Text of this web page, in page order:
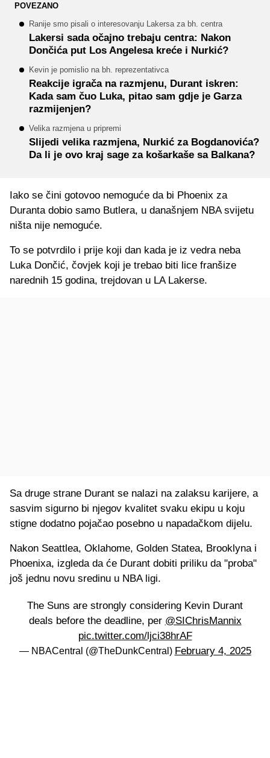
POVEZANO
Ranije smo pisali o interesovanju Lakersa za bh. centra
Lakersi sada očajno trebaju centra: Nakon
Dončića put Los Angelesa kreće i Nurkić?
Kevin je pomislio na bh. reprezentativca
Reakcije igrača na razmjenu, Durant iskren:
Kada sam čuo Luka, pitao sam gdje je Garza
razmijenjen?
Velika razmjena u pripremi
Slijedi velika razmjena, Nurkić za Bogdanovića?
Da li je ovo kraj sage za košarkaše sa Balkana?
Iako se čini gotovoo nemoguće da bi Phoenix za
Duranta dobio samo Butlera, u današnjem NBA svijetu
ništa nije nemoguće.
To se potvrdilo i prije koji dan kada je iz vedra neba
Luka Dončić, čovjek koji je trebao biti lice franšize
narednih 15 godina, trejdovan u LA Lakerse.
Sa druge strane Durant se nalazi na zalaksu karijere, a
sasvim sigurno bi njegov kvalitet svaku ekipu u koju
stigne dodatno pojačao posebno u napadačkom dijelu.
Nakon Seattlea, Oklahome, Golden Statea, Brooklyna i
Phoenixa, izgleda da će Durant dobiti priliku da "proba"
još jednu novu sredinu u NBA ligi.
The Suns are strongly considering Kevin Durant
deals before the deadline, per @SIChrisMannix
pic.twitter.com/ljci38hrAF
— NBACentral (@TheDunkCentral) February 4, 2025